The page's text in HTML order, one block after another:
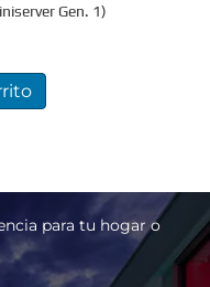
Gen. 1)
para tu hogar o